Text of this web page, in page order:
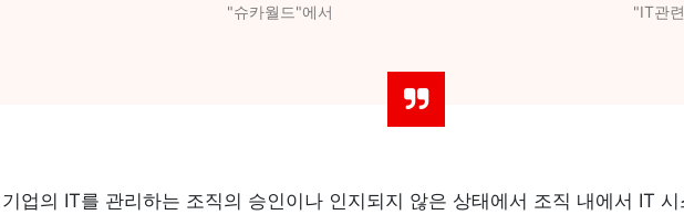
"슈카월드"에서
"IT관
업의 IT를 관리하는 조직의 승인이나 인지되지 않은 상태에서 조직 내에서 IT